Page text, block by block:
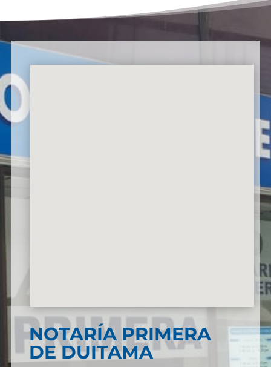
NOTARÍA PRIMERA
DE DUITAMA